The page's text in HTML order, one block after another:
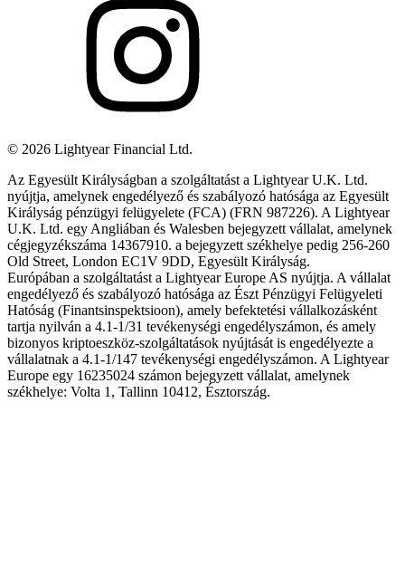
© 2026 Lightyear Financial Ltd.
Az Egyesült Királyságban a szolgáltatást a Lightyear U.K. Ltd.
nyújtja, amelynek engedélyező és szabályozó hatósága az Egyesült
Királyság pénzügyi felügyelete (FCA) (FRN 987226). A Lightyear
U.K. Ltd. egy Angliában és Walesben bejegyzett vállalat, amelynek
cégjegyzékszáma 14367910. a bejegyzett székhelye pedig 256-260
Old Street, London EC1V 9DD, Egyesült Királyság.
Európában a szolgáltatást a Lightyear Europe AS nyújtja. A vállalat
engedélyező és szabályozó hatósága az Észt Pénzügyi Felügyeleti
Hatóság (Finantsinspektsioon), amely befektetési vállalkozásként
tartja nyilván a 4.1-1/31 tevékenységi engedélyszámon, és amely
bizonyos kriptoeszköz-szolgáltatások nyújtását is engedélyezte a
vállalatnak a 4.1-1/147 tevékenységi engedélyszámon. A Lightyear
Europe egy 16235024 számon bejegyzett vállalat, amelynek
székhelye: Volta 1, Tallinn 10412, Észtország.